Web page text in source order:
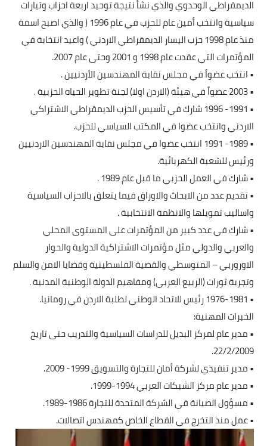
الديمقراطي الوحدوي والذي نشأ نتيجة توحيد اربعة احزاب وتيارات
سياسية وانتخب أمين عام للحزب في عام 1996 ( والذي اصبح اسمة
منذ عام 1998 حزب اليسار الديمقراطي الاردني ) واعيد انتخابة في
المؤتمرات التي عقدت عام 1998 و 2001 وحتى عام 2007.
• انتخب عضواً في مجلس نقابة المهندسين الأردنيين .
• 2003 عضواً في هيئة (الاردن اولا) لجنة تطوير الحياه الحزبية .
• 1991- 1996 شارك في تأسيس الحزب الديمقراطي الاشتراكي
الاردني وانتخب عضوا في المكتب السياسي للحزب.
• 1989- 1991 انتخب عضوا في مجلس نقابة المهندسين الاردنيين
ورئيس للشعبة الكهربائية.
• شارك في العمل الحزبي ما قبل عام 1989 .
• تقديم عدد من الابحاث والاوراق فيما يتعلق بالاحزاب السياسية
واساليب تمويلها والانظمة الانتخابية .
• شارك في عدد كبير من المؤتمرات على المستوى المحلي
والعربي والدولي مثل مؤتمرات الاشتراكية الدولية والحوار
الاوروربي – المتوسطي والقضية الفلسطينية وقضايا الامن والسلم
وتجربة ثورات (الربيع العربي) ومفاهيم الدولة الوطنية المدنية .
• 1976-1981 رئيس للاتحاد الوطني لطلبة الاردن في رومانيا.
الخبرات المهنية:
• مدير عام لمركز البديل للدراسات السياسية والتدريب حتى تاريخ
22/2/2009.
• مدير تنفيذي لشركة أمان للتجارة والتسويق 1999- 2009.
• مدير عام مركز الشبكات العربي 1994-1999.
• مسؤول الصيانة في الشركة المتحدة للتجارة 1986-1989.
• عمل منذ التخرج في القطاع الخاص كمهندس اتصالات.
الصورة